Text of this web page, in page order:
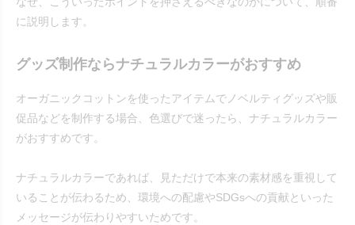
に説明します。
グッズ制作ならナチュラルカラーがおすすめ
オーガニックコットンを使ったアイテムでノベルティグッズや販
促品などを制作する場合、色選びで迷ったら、ナチュラルカラー
がおすすめです。
ナチュラルカラーであれば、見ただけで本来の素材感を重視して
いることが伝わるため、環境への配慮やSDGsへの貢献といった
メッセージが伝わりやすいためです。